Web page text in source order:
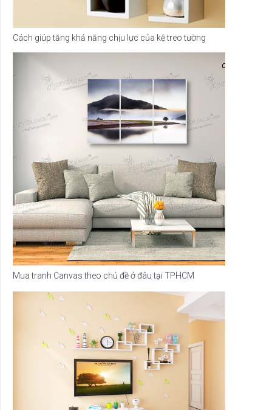
Cách giúp tăng khả năng chịu lực của kệ treo tường
Mua tranh Canvas theo chủ đề ở đâu tại TPHCM